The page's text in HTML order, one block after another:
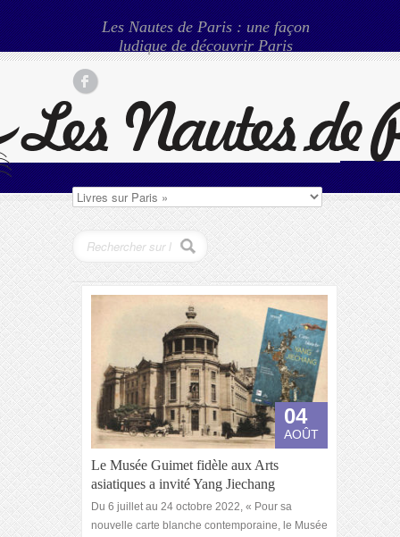
Les Nautes de Paris : une façon
ludique de découvrir Paris
04
AOÛT
Le Musée Guimet fidèle aux Arts
asiatiques a invité Yang Jiechang
Du 6 juillet au 24 octobre 2022, « Pour sa
nouvelle carte blanche contemporaine, le Musée